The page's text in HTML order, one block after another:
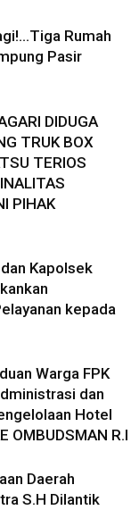
Rumah
Pasir
DIDUGA
TRUK BOX
TERIOS
PIHAK
Kapolsek
kepada
Warga FPK
dan
Hotel
OMBUDSMAN R.I
Daerah
S.H Dilantik